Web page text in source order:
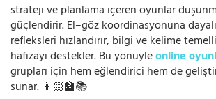
strateji ve planlama içeren oyunlar
güçlendirir. El–göz koordinasyonuna
refleksleri hızlandırır, bilgi ve kelime
hafızayı destekler. Bu yönüyleonline
grupları için hem eğlendirici hem de
sunar. 👩🏻‍🏫📚